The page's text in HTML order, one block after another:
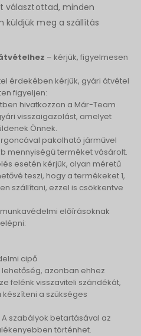
választottad, minden
küldjük meg a szállítás
– kérjük, figyelmesen
érdekében kérjük, gyári átvétel
figyeljen:
hivatkozzon a Már-Team
visszaigazolást, amelyet
Önnek.
pakolható járművel
mennyiségű terméket vásárolt.
esetén kérjük, olyan méretű
teszi, hogy a termékeket 1,
szállítani, ezzel is csökkentve
előírásoknak
cipő
azonban ehhez
felénk visszaviteli szándékát,
készíteni a szükséges
szabályok betartásával az
történhet.